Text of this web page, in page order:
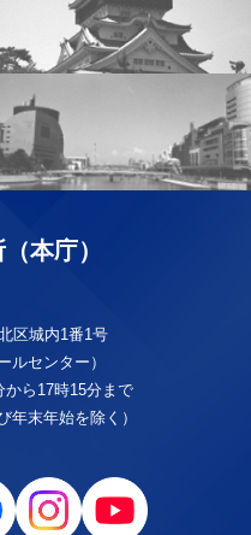
本庁）
区城内1番1号
ルセンター）
から17時15分まで
年末年始を除く）